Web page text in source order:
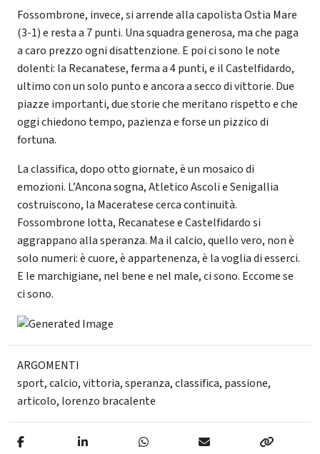
Fossombrone, invece, si arrende alla capolista Ostia Mare
(3-1) e resta a 7 punti. Una squadra generosa, ma che paga
a caro prezzo ogni disattenzione. E poi ci sono le note
dolenti: la Recanatese, ferma a 4 punti, e il Castelfidardo,
ultimo con un solo punto e ancora a secco di vittorie. Due
piazze importanti, due storie che meritano rispetto e che
oggi chiedono tempo, pazienza e forse un pizzico di
fortuna.
La classifica, dopo otto giornate, è un mosaico di
emozioni. L’Ancona sogna, Atletico Ascoli e Senigallia
costruiscono, la Maceratese cerca continuità.
Fossombrone lotta, Recanatese e Castelfidardo si
aggrappano alla speranza. Ma il calcio, quello vero, non è
solo numeri: è cuore, è appartenenza, è la voglia di esserci.
E le marchigiane, nel bene e nel male, ci sono. Eccome se
ci sono.
ARGOMENTI
sport,calcio,vittoria,speranza,classifica, passione,
articolo, lorenzo bracalente